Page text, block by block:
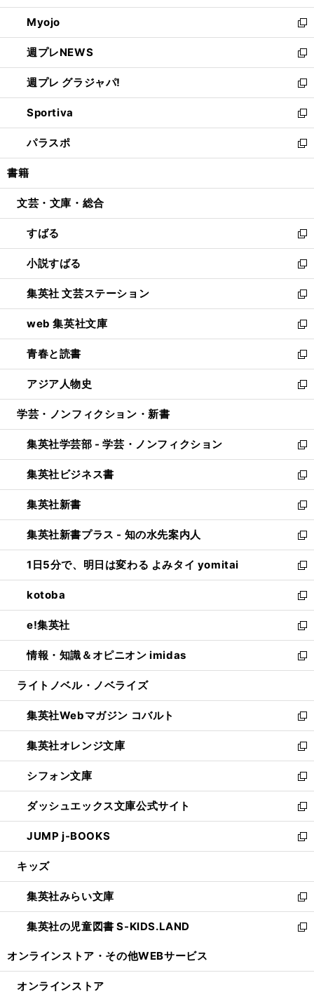
開
く
ウ
で
開
く
ン
ド
ウ
で
開
く
ウ
ィ
ン
ド
ウ
で
開
く
Myojo
新
し
い
ウ
ィ
ン
ド
ウ
で
開
週プレNEWS
新
し
い
ウ
ィ
ン
ド
ウ
開
週プレ グラジャパ!
新
し
い
ウ
ィ
ン
ウ
開
く
Sportiva
新
し
い
ウ
ン
ウ
で
開
く
パラスポ
新
し
ウ
ン
ド
ウ
で
開
く
書籍
文芸・文庫・総合
すばる
新
し
い
ウ
ィ
ン
ド
ウ
で
開
く
小説すばる
新
し
い
ウ
ィ
ン
ド
ウ
で
開
集英社 文芸ステーション
新
し
い
ウ
ィ
ン
ド
ウ
開
く
web 集英社文庫
新
し
い
ウ
ィ
ン
ウ
で
開
く
青春と読書
新
し
い
ウ
ン
ド
ウ
で
開
く
アジア人物史
新
し
ウ
ィ
ン
ド
ウ
で
開
く
学芸・ノンフィクション・新書
集英社学芸部 - 学芸・ノンフィクション
新
し
い
ウ
ィ
ン
ド
ウ
で
開
く
集英社ビジネス書
新
し
い
ウ
ィ
ン
ド
ウ
で
開
く
集英社新書
新
し
い
ウ
ィ
ン
ド
ウ
で
開
く
集英社新書プラス - 知の水先案内人
新
し
い
ウ
ィ
ン
ド
ウ
で
開
1日5分で、明日は変わる よみタイ yomitai
新
し
い
ウ
ィ
ン
ド
ウ
開
く
kotoba
新
し
い
ウ
ィ
ン
ウ
で
開
く
e!集英社
新
し
い
ウ
ン
ド
ウ
で
開
く
情報・知識＆オピニオン imidas
新
し
ウ
ィ
ン
ド
ウ
で
開
く
ライトノベル・ノベライズ
集英社Webマガジン コバルト
新
し
い
ウ
ィ
ン
ド
ウ
で
開
集英社オレンジ文庫
新
し
い
ウ
ィ
ン
ド
ウ
開
く
シフォン文庫
新
し
い
ウ
ィ
ン
ウ
で
開
く
ダッシュエックス文庫公式サイト
新
し
い
ウ
ン
ド
ウ
で
JUMP j-BOOKS
新
し
ウ
ィ
ン
ド
開
キッズ
集英社みらい文庫
新
し
い
ン
集英社の児童図書 S-KIDS.LAND
新
ウ
オンラインストア・ その他WEBサービス
オンラインストア